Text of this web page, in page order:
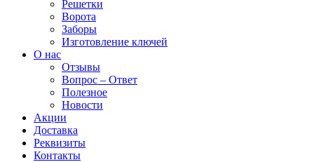
Решетки
Ворота
Заборы
Изготовление ключей
О нас
Отзывы
Вопрос – Ответ
Полезное
Новости
Акции
Доставка
Реквизиты
Контакты